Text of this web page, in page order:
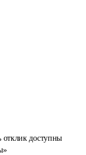
отклик доступны